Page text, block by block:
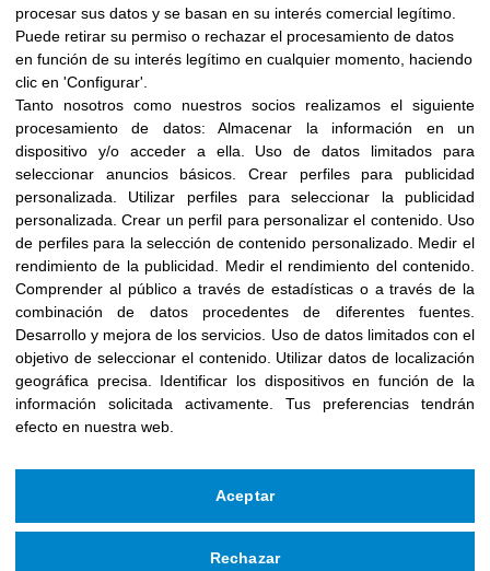
enero 2026
diciembre 2025
noviembre 2025
septiembre 2025
agosto 2025
julio 2025
junio 2025
mayo 2025
abril 2025
marzo 2025
febrero 2025
procesar sus datos y se basan en su interés comercial legítimo.
Puede retirar su permiso o rechazar el procesamiento de datos
en función de su interés legítimo en cualquier momento, haciendo
clic en 'Configurar'.
Tanto nosotros como nuestros socios realizamos el siguiente
procesamiento de datos:Almacenar la información en un
dispositivo y/o acceder a ella
Uso de datos limitados para
seleccionar anuncios básicos .Crear perfiles para publicidad
personalizada
Utilizar perfiles para seleccionar la publicidad
personalizada .Crear un perfil para personalizar el contenido. Uso
de perfiles para la selección de contenido personalizado. Medir el
rendimiento de la publicidad
Medir el rendimiento del contenido
Comprender al público a través de estadísticas o a través de la
combinación de datos procedentes de diferentes fuentes
Desarrollo y mejora de los servicios
Uso de datos limitados con el
objetivo de seleccionar el contenido. Utilizar datos de localización
geográfica precisa
Identificar los dispositivos en función de la
información solicitada activamente
Tus preferencias tendrán
efecto en nuestra web.
Rechazar
Aceptar